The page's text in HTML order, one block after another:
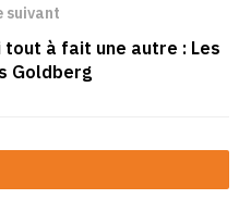
suivant
à fait une autre : Les
Goldberg